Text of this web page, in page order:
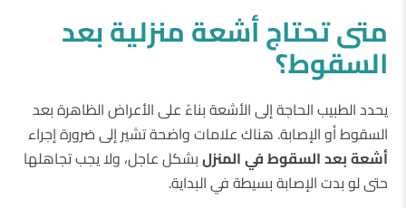
متىتحتاجأشعةمنزليةبعد
السقوط؟
يحدد الطبيب الحاجة إلى الأشعة بناءً على الأعراض الظاهرة بعد
السقوط أو الإصابة. هناك علامات واضحة تشير إلى ضرورة إجراء
أشعةبعدالسقوطفيالمنزلبشكل عاجل، ولا يجب تجاهلها
حتى لو بدت الإصابة بسيطة في البداية.